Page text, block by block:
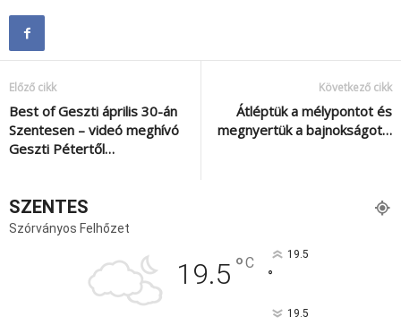
Előző cikk
Best of Geszti április 30-án
Szentesen – videó meghívó
Geszti Pétertől…
Következő cikk
Átléptük a mélypontot és
megnyertük a bajnokságot…
SZENTES
Szórványos Felhőzet
19.5 °C 19.5
°
19.5